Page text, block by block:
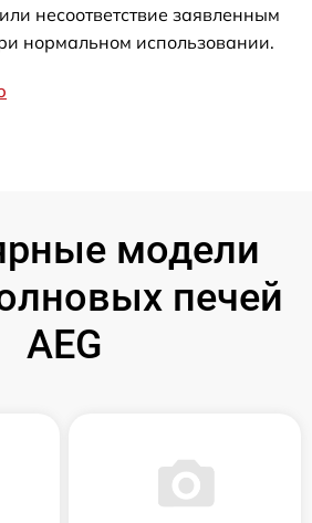
несоответствие заявленным
нормальном использовании.
модели
печей
AEG